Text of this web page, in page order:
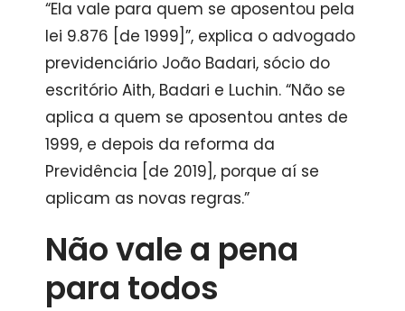
“Ela vale para quem se aposentou pela
lei 9.876 [de 1999]”, explica o advogado
previdenciário João Badari, sócio do
escritório Aith, Badari e Luchin. “Não se
aplica a quem se aposentou antes de
1999, e depois da reforma da
Previdência [de 2019], porque aí se
aplicam as novas regras.”
Não vale a pena
para todos